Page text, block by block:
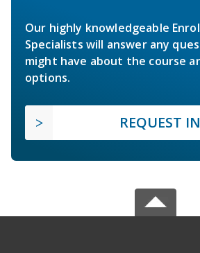
Our highly knowledgeable
Specialists will answer any
might have about the course
options.
REQUEST